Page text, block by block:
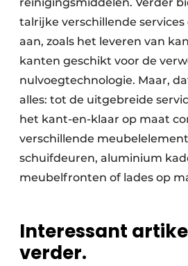
talrijke verschillende
aan, zoals het leveren van
kanten geschikt voor de
nulvoegtechnologie. Maar,
alles: tot de uitgebreide
het kant-en-klaar op maat
verschillende
schuifdeuren, aluminium
meubelfronten of lades op
Interessant
verder.